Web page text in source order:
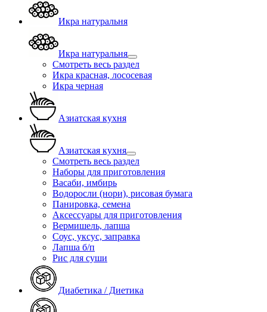
Икра натуральня
Икра натуральня
Смотреть весь раздел
Икра красная, лососевая
Икра черная
Азиатская кухня
Азиатская кухня
Смотреть весь раздел
Наборы для приготовления
Васаби, имбирь
Водоросли (нори), рисовая бумага
Панировка, семена
Аксессуары для приготовления
Вермишель, лапша
Соус, уксус, заправка
Лапша б/п
Рис для суши
Диабетика / Диетика